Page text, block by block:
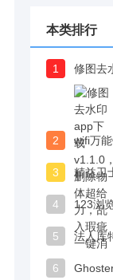
本类排行
1
2
3
4
5
6